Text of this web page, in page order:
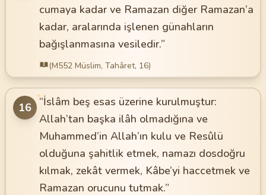
cumaya kadar ve Ramazan diğer Ramazan’a
kadar, aralarında işlenen günahların
bağışlanmasına vesiledir.”
(M552 Müslim, Tahâret, 16)
16
✦“İslâm beş esas üzerine kurulmuştur:
Allah’tan başka ilâh olmadığına ve
Muhammed’in Allah’ın kulu ve Resûlü
olduğuna şahitlik etmek, namazı dosdoğru
kılmak, zekât vermek, Kâbe’yi haccetmek ve
Ramazan orucunu tutmak.”